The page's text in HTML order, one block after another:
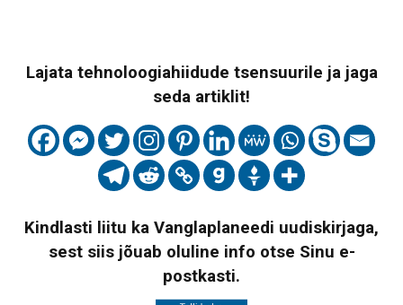
Lajata tehnoloogiahiidude tsensuurile ja jaga
seda artiklit!
Kindlasti liitu ka Vanglaplaneedi uudiskirjaga,
sest siis jõuab oluline info otse Sinu e-
postkasti.